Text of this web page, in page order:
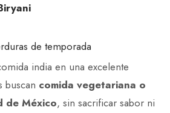
de temporada
india en una excelente
buscan comida vegetariana o
de México, sin sacrificar sabor ni